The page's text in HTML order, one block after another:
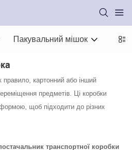
Пакувальний мішок
правило, картонний або інший
предметів. Ці коробки
формою, щоб підходити до різних
транспортної коробки